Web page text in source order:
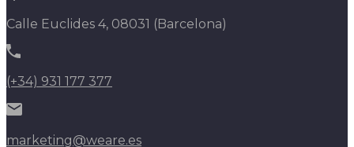
Calle Euclides 4, 08031 (Barcelona)
(+34) 931 177 377
marketing@weare.es